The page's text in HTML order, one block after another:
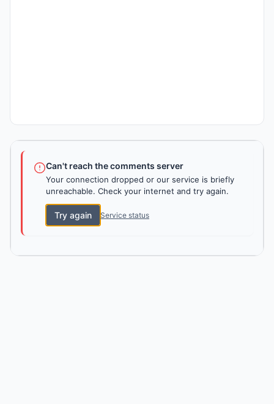
Can't reach the comments server
Your connection dropped or our service is briefly
unreachable. Check your internet and try again.
Try again Service status